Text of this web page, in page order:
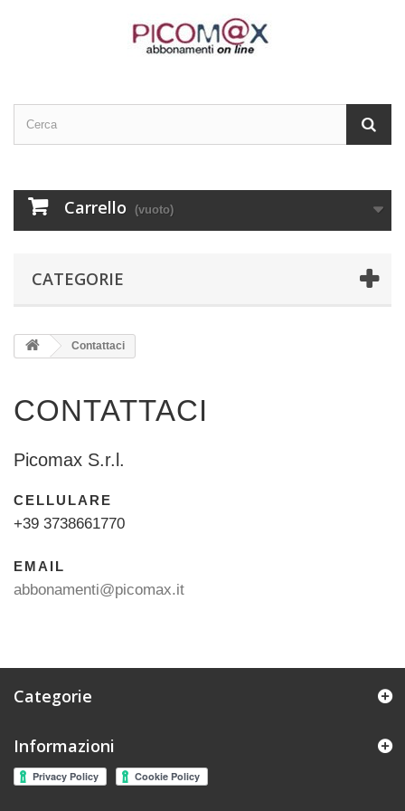
Carrello (vuoto)
CATEGORIE
Contattaci
CONTATTACI
Picomax S.r.l.
CELLULARE
+39 3738661770
EMAIL
abbonamenti@picomax.it
Categorie
Informazioni